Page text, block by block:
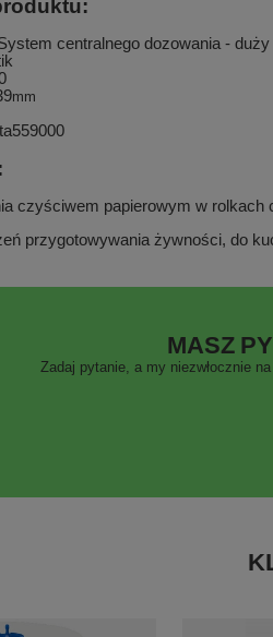
centralnego dozowania - duży
mm
czyściwem papierowym w rolkach
przygotowywania żywności, do
MASZ
Zadaj pytanie, a my niezwłocznie